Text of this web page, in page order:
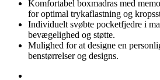
Komfortabel boxmadras med
for optimal trykaflastning og
Individuelt svøbte pocketfjedre i
bevægelighed og støtte.
Mulighed for at designe en
benstørrelser og designs.